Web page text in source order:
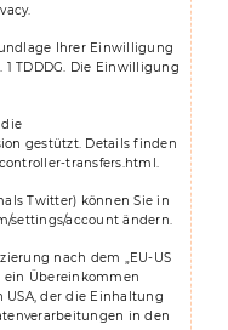
.
Ihrer Einwilligung
1 TDDDG. Die Einwilligung
gestützt. Details finden
transfers.html.
Twitter) können Sie in
settings/account ändern.
nach dem „EU-US
ein Übereinkommen
der die Einhaltung
in den